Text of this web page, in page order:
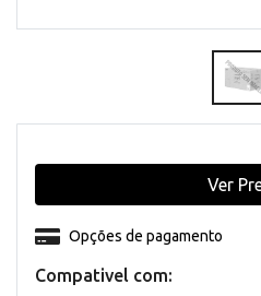
Compativel com:
Opções de pagamento
Ver